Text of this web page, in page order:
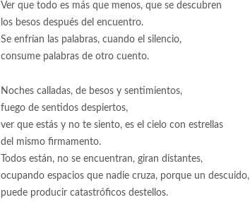
Ver que todo es más que menos, que se descubren
los besos después del encuentro.
Se enfrían las palabras, cuando el silencio,
consume palabras de otro cuento.
Noches calladas, de besos y sentimientos,
fuego de sentidos despiertos,
ver que estás y no te siento, es el cielo con estrellas
del mismo firmamento.
Todos están, no se encuentran, giran distantes,
ocupando espacios que nadie cruza, porque un descuido,
puede producir catastróficos destellos.